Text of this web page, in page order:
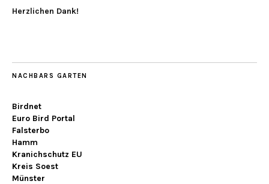
Herzlichen Dank!
NACHBARS GARTEN
Birdnet
Euro Bird Portal
Falsterbo
Hamm
Kranichschutz EU
Kreis Soest
Münster